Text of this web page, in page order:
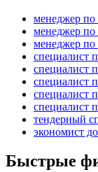
менеджер по
менеджер по
менеджер по
специалист
специалист
специалист
специалист
специалист
тендерный
экономист
Быстрые